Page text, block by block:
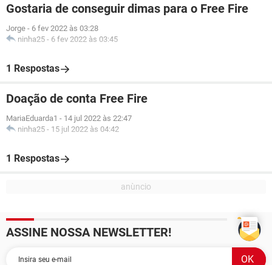
Gostaria de conseguir dimas para o Free Fire
Jorge - 6 fev 2022 às 03:28
ninha25 - 6 fev 2022 às 03:45
1 Respostas
Doação de conta Free Fire
MariaEduarda1 - 14 jul 2022 às 22:47
ninha25 - 15 jul 2022 às 04:42
1 Respostas
ASSINE NOSSA NEWSLETTER!